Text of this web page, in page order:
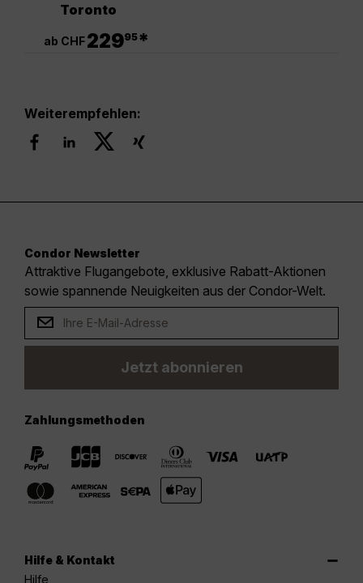
Toronto
ab CHF22995*
Weiterempfehlen:
Condor Newsletter
Attraktive Flugangebote, exklusive Rabatt-Aktionen
sowie spannende Neuigkeiten aus der Condor-Welt.
Jetzt abonnieren
Zahlungsmethoden
Hilfe & Kontakt
Hilfe